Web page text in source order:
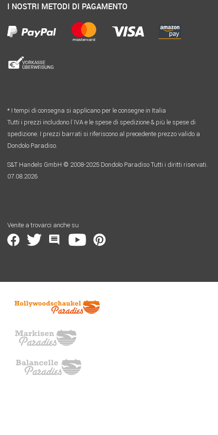
I NOSTRI METODI DI PAGAMENTO
* I tempi di consegna si applicano per le consegne in Italia
Tutti i prezzi includono l´IVA e le spese di spedizione & più le spese di
spedizione. I prezzi barrati si riferiscono al precedente prezzo valido a
Dondolo Paradiso.
S&T Handels GmbH © 2008-2025 Dondolo Paradiso Tutti i diritti riservati.
07.08.2026
Venite a trovarci anche su